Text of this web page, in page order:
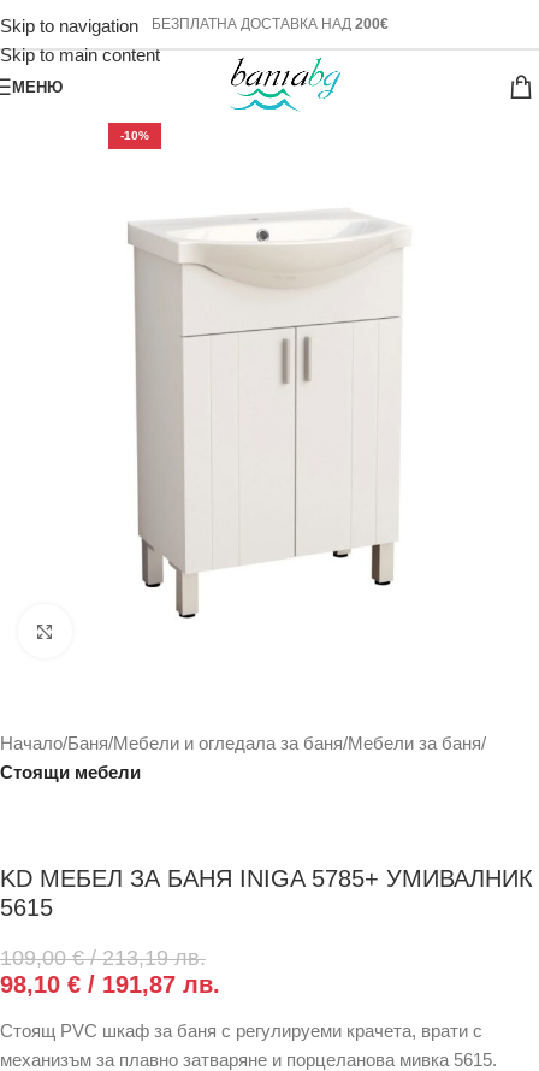
Skip to navigation
Skip to main content
БЕЗПЛАТНА ДОСТАВКА НАД 200€
МЕНЮ
-10%
Начало Баня Мебели и огледала за баня Мебели за баня
Стоящи мебели
KD МЕБЕЛ ЗА БАНЯ INIGA 5785+ УМИВАЛНИК
5615
109,00€/ 213,19 лв.
98,10 € / 191,87 лв.
Стоящ PVC шкаф за баня с регулируеми крачета, врати с
механизъм за плавно затваряне и порцеланова мивка 5615.